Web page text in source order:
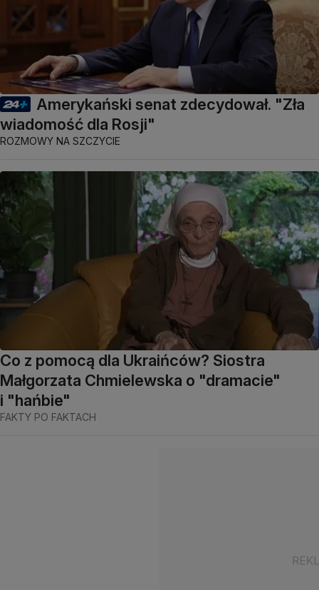
Amerykański senat zdecydował. "Zła
wiadomość dla Rosji"
ROZMOWY NA SZCZYCIE
Co z pomocą dla Ukraińców? Siostra
Małgorzata Chmielewska o "dramacie"
i "hańbie"
FAKTY PO FAKTACH